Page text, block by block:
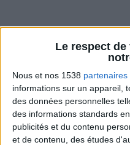
Le respect
Nous et nos 1538 partenaires
informations sur un appareil,
des données personnelles
des informations standards
publicités et du contenu
et de contenu, des études
Combien de kilos
Moins de
5 kilos